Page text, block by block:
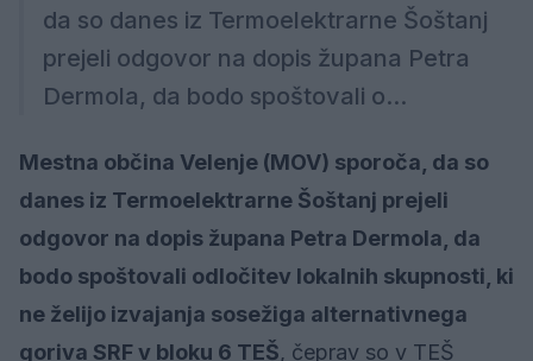
da so danes iz Termoelektrarne Šoštanj
prejeli odgovor na dopis župana Petra
Dermola, da bodo spoštovali o...
Mestna občina Velenje (MOV) sporoča, da so
danes iz Termoelektrarne Šoštanj prejeli
odgovor na dopis župana Petra Dermola, da
bodo spoštovali odločitev lokalnih skupnosti, ki
ne želijo izvajanja sosežiga alternativnega
goriva SRF v bloku 6 TEŠ, čeprav so v TEŠ